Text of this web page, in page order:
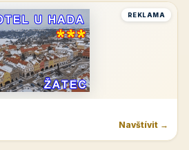
REKLAMA
Navštívit →